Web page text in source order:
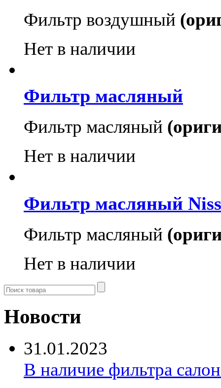
Фильтр воздушный
Нет в наличии
Фильтр масляный
Фильтр масляный
Нет в наличии
Фильтр масляный
Фильтр масляный
Нет в наличии
Новости
31.01.2023
В наличие фильтра